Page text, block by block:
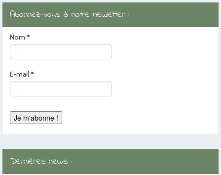
Abonnez-vous à notre newletter :
Nom *
E-mail *
Dernières news :